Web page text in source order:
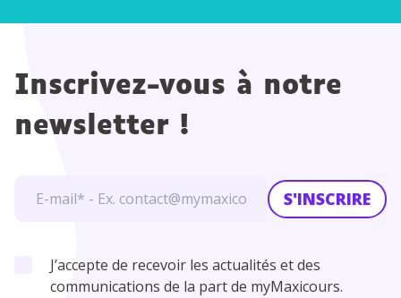
Inscrivez-vous à notre
newsletter !
S'INSCRIRE
J’accepte de recevoir les actualités et des
communications de la part de myMaxicours.